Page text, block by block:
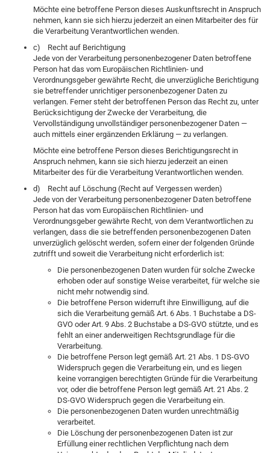
Möchte eine betroffene Person dieses Auskunftsrecht in Anspruch
nehmen, kann sie sich hierzu jederzeit an einen Mitarbeiter des für
die Verarbeitung Verantwortlichen wenden.
c) Recht auf Berichtigung
Jede von der Verarbeitung personenbezogener Daten betroffene
Person hat das vom Europäischen Richtlinien- und
Verordnungsgeber gewährte Recht, die unverzügliche Berichtigung
sie betreffender unrichtiger personenbezogener Daten zu
verlangen. Ferner steht der betroffenen Person das Recht zu, unter
Berücksichtigung der Zwecke der Verarbeitung, die
Vervollständigung unvollständiger personenbezogener Daten —
auch mittels einer ergänzenden Erklärung — zu verlangen.
Möchte eine betroffene Person dieses Berichtigungsrecht in
Anspruch nehmen, kann sie sich hierzu jederzeit an einen
Mitarbeiter des für die Verarbeitung Verantwortlichen wenden.
d) Recht auf Löschung (Recht auf Vergessen werden)
Jede von der Verarbeitung personenbezogener Daten betroffene
Person hat das vom Europäischen Richtlinien- und
Verordnungsgeber gewährte Recht, von dem Verantwortlichen zu
verlangen, dass die sie betreffenden personenbezogenen Daten
unverzüglich gelöscht werden, sofern einer der folgenden Gründe
zutrifft und soweit die Verarbeitung nicht erforderlich ist:
Die personenbezogenen Daten wurden für solche Zwecke
erhoben oder auf sonstige Weise verarbeitet, für welche sie
nicht mehr notwendig sind.
Die betroffene Person widerruft ihre Einwilligung, auf die
sich die Verarbeitung gemäß Art. 6 Abs. 1 Buchstabe a DS-
GVO oder Art. 9 Abs. 2 Buchstabe a DS-GVO stützte, und es
fehlt an einer anderweitigen Rechtsgrundlage für die
Verarbeitung.
Die betroffene Person legt gemäß Art. 21 Abs. 1 DS-GVO
Widerspruch gegen die Verarbeitung ein, und es liegen
keine vorrangigen berechtigten Gründe für die Verarbeitung
vor, oder die betroffene Person legt gemäß Art. 21 Abs. 2
DS-GVO Widerspruch gegen die Verarbeitung ein.
Die personenbezogenen Daten wurden unrechtmäßig
verarbeitet.
Die Löschung der personenbezogenen Daten ist zur
Erfüllung einer rechtlichen Verpflichtung nach dem